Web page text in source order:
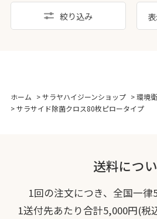
絞り込み
ホーム >サラヤハイジーンショップ >環境
>サラサイド除菌クロス80枚ピロータイプ
送料につ
1回の注文につき、全国一律
1送付先あたり合計5,000円(税